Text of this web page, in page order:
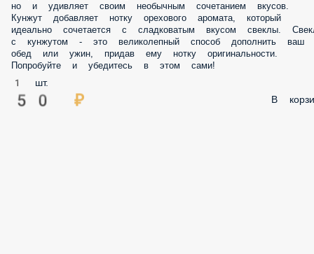
но и удивляет своим необычным сочетанием вкусов.
Кунжут добавляет нотку орехового аромата, который
идеально сочетается с сладковатым вкусом свеклы.
с кунжутом - это великолепный способ дополнить ваш
обед или ужин, придав ему нотку оригинальности.
Попробуйте и убедитесь в этом сами!
1 шт.
50 ₽ В